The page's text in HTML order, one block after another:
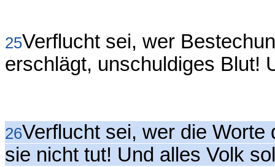
25Verflucht sei, wer
erschlägt, unschuldiges Blut!
26Verflucht sei, wer die
sie nicht tut! Und alles Volk